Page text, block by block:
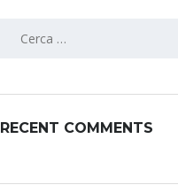
RECENT COMMENTS